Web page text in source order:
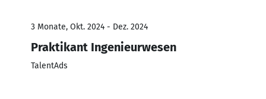
3 Monate, Okt. 2024 - Dez. 2024
Praktikant Ingenieurwesen
TalentAds